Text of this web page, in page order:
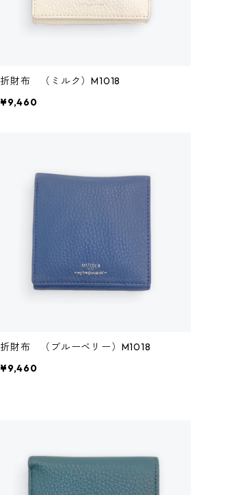
折財布 （ミルク）M1018
¥9,460
折財布 （ブルーベリー）M1018
¥9,460